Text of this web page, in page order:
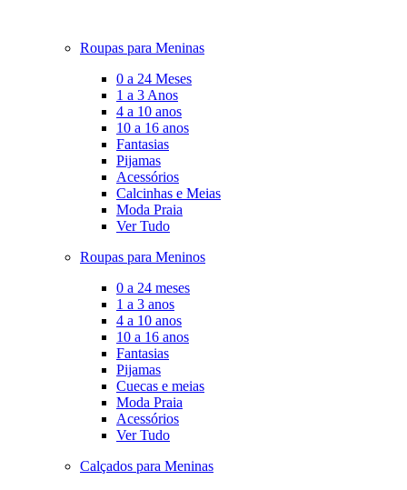
Roupas para Meninas
0 a 24 Meses
1 a 3 Anos
4 a 10 anos
10 a 16 anos
Fantasias
Pijamas
Acessórios
Calcinhas e Meias
Moda Praia
Ver Tudo
Roupas para Meninos
0 a 24 meses
1 a 3 anos
4 a 10 anos
10 a 16 anos
Fantasias
Pijamas
Cuecas e meias
Moda Praia
Acessórios
Ver Tudo
Calçados para Meninas